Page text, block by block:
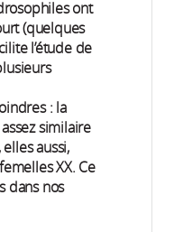
ont
(quelques
l’étude de
: la
similaire
aussi,
XX. Ce
dans nos